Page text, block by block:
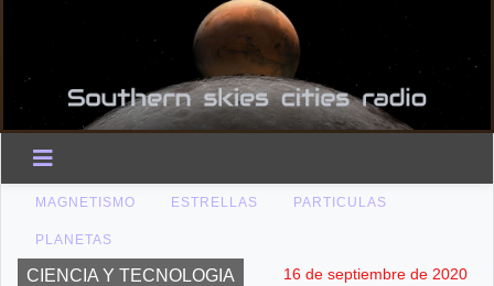
MAGNETISMO ESTRELLAS PARTICULAS
PLANETAS
CIENCIA Y TECNOLOGIA 16 de septiembre de 2020